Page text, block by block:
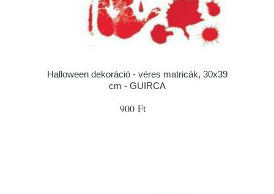
Halloween dekoráció - véres matricák, 30x39
cm - GUIRCA
900 Ft